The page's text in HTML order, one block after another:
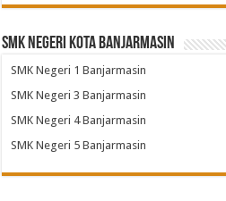
SMK Negeri Kota Banjarmasin
SMK Negeri 1 Banjarmasin
SMK Negeri 3 Banjarmasin
SMK Negeri 4 Banjarmasin
SMK Negeri 5 Banjarmasin